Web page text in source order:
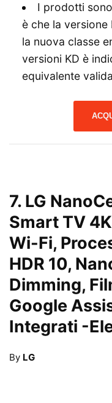
I prodotti
è che la versione
la nuova classe
versioni KD è
equivalente
7. LG
Smart TV
Wi-Fi,
HDR 10,
Dimming,
Google
Integrati -
By LG